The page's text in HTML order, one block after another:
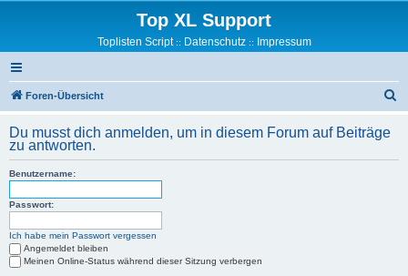
Top XL Support
Toplisten Script:: Datenschutz:: Impressum
Foren-Übersicht
h
Du musst dich anmelden, um in diesem Forum auf Beiträge
zu antworten.
Benutzername:
Passwort:
Ich habe mein Passwort vergessen
Angemeldet bleiben
Meinen Online-Status während dieser Sitzung verbergen